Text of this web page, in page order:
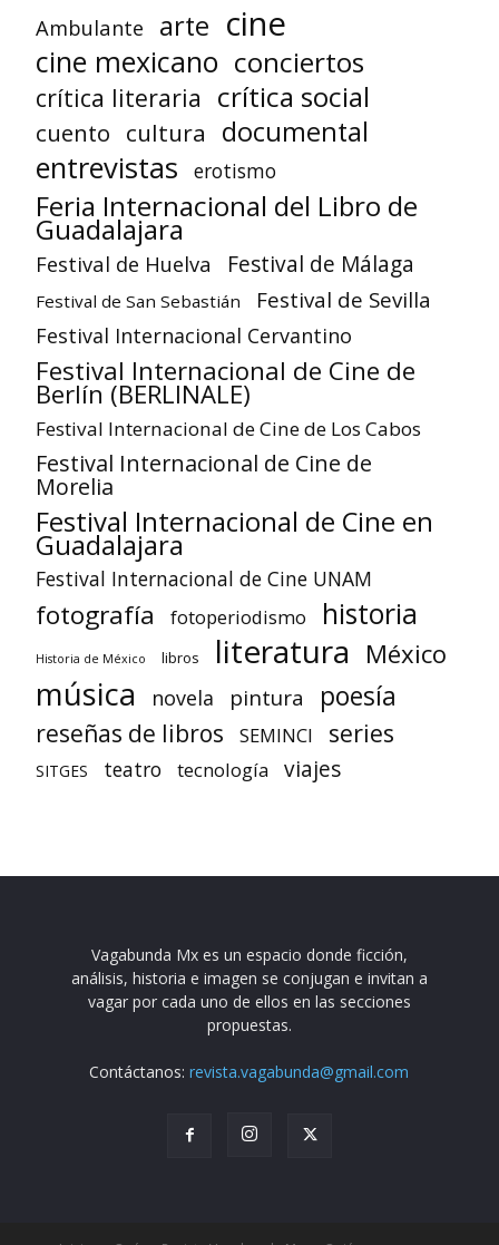
Ambulante arte cine
cine mexicano conciertos
crítica literaria crítica social
cuento cultura documental
entrevistas erotismo
Feria Internacional del Libro de
Guadalajara
Festival de Huelva Festival de Málaga
Festival de San Sebastián Festival de Sevilla
Festival Internacional Cervantino
Festival Internacional de Cine de
Berlín (BERLINALE)
Festival Internacional de Cine de Los Cabos
Festival Internacional de Cine de
Morelia
Festival Internacional de Cine en
Guadalajara
Festival Internacional de Cine UNAM
fotografía fotoperiodismo historia
Historia de México libros literatura México
música novela pintura poesía
reseñas de libros SEMINCI series
SITGES teatro tecnología viajes
Vagabunda Mx es un espacio donde ficción,
análisis, historia e imagen se conjugan e invitan a
vagar por cada uno de ellos en las secciones
propuestas.
Contáctanos:revista.vagabunda@gmail.com